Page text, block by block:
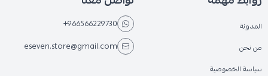
المدونة
من نحن
سياسة الخصوصية
+966566229730
eseven.store@gmail.com